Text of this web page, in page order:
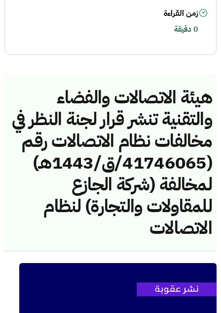
هيئة الاتصالات والفضاء
والتقنية تنشر قرار لجنة النظر في
مخالفات نظام الاتصالات رقم
(41746065/ق/1443هـ)
لمخالفة (شركة الجازع
للمقاولات والتجارة) لنظام
الاتصالات
زمن القراءة
0 دقيقة